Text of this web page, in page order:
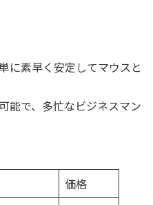
に素早く安定してマウスと
能で、多忙なビジネスマン
価格